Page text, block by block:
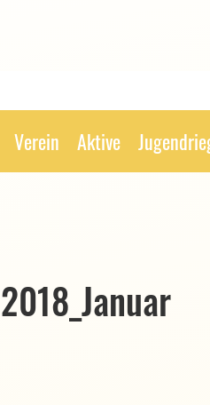
Verein Aktive